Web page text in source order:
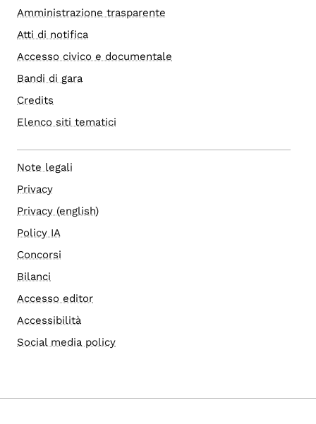
Amministrazione trasparente
Atti di notifica
Accesso civico e documentale
Bandi di gara
Credits
Elenco siti tematici
Note legali
Privacy
Privacy (english)
Policy IA
Concorsi
Bilanci
Accesso editor
Accessibilità
Social media policy